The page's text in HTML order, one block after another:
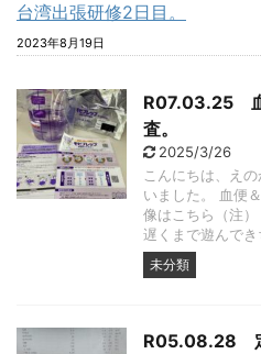
台湾出張研修2日目。
2023年8月19日
R07.03.25
査。
2025/3/26
こんにちは、え
いました。 血便
像はこちら（注
遅くまで遊んで
未分類
R05.08.28 定